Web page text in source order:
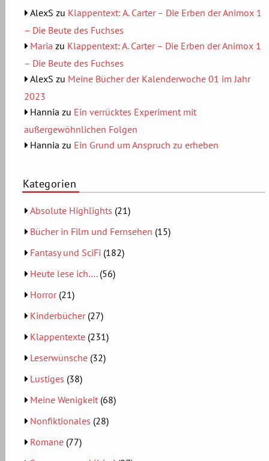
AlexS zu Klappentext: A. Carter – Die Erben der Animox 1
– Die Beute des Fuchses
Maria zu Klappentext: A. Carter – Die Erben der Animox 1
– Die Beute des Fuchses
AlexS zu Meine Bücher der Kalenderwoche 01 im Jahr
2023
Hannia zu Ein verrücktes Experiment mit
außergewöhnlichen Folgen
Hannia zu Ein Grund um Anspruch zu erheben
Kategorien
Absolute Highlights (21)
Bücher in Film und Fernsehen (15)
Fantasy und SciFi (182)
Heute lese ich….(56)
Horror(21)
Kinderbücher(27)
Klappentexte (231)
Leserwünsche (32)
Lustiges (38)
Meine Wenigkeit (68)
Nonfiktionales (28)
Romane (77)